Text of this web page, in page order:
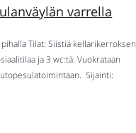
varrella
Tilat: Siistiä kellarikerroksen
ja 3 wc:tä. Vuokrataan
Sijainti: